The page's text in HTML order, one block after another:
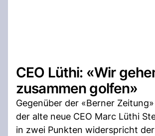
CEO Lüthi: «Wir
zusammen golfen»
Gegenüber der «Berner
der alte neue CEO Marc Lüthi
in zwei Punkten widerspricht